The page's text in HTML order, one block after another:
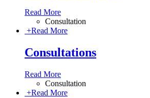
Read More
Consultation
+Read More
Consultations
Read More
Consultation
+Read More